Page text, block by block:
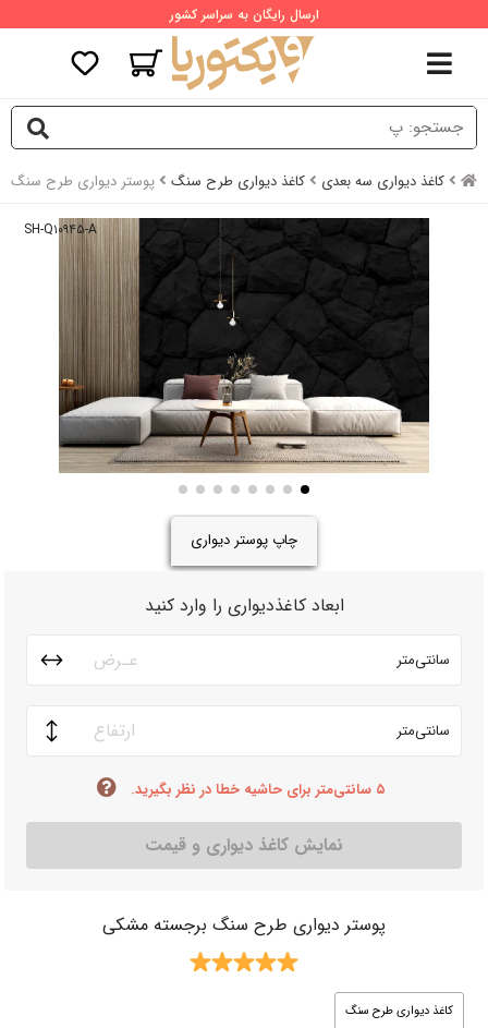
ارسال رایگان به سراسر کشور
کاغذ دیواری سه بعدی کاغذ دیواری طرح سنگ پوستر دیواری طرح سنگ
SH-Q۱۰۹۴۵-A
چاپ پوستر دیواری
ابعاد کاغذدیواری را وارد کنید
سانتی‌متر
سانتی‌متر
۵ سانتی‌متر برای حاشیه خطا در نظر بگیرید.
نمایش کاغذ دیواری و قیمت
پوستر دیواری طرح سنگ برجسته مشکی
کاغذ دیواری طرح سنگ